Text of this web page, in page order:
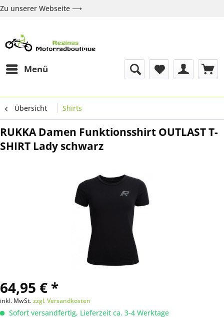
Zu unserer Webseite ⟶
Menü
Übersicht Shirts
RUKKA Damen Funktionsshirt OUTLAST T-
SHIRT Lady schwarz
64,95 € *
inkl. MwSt.zzgl. Versandkosten
Sofort versandfertig, Lieferzeit ca. 3-4 Werktage